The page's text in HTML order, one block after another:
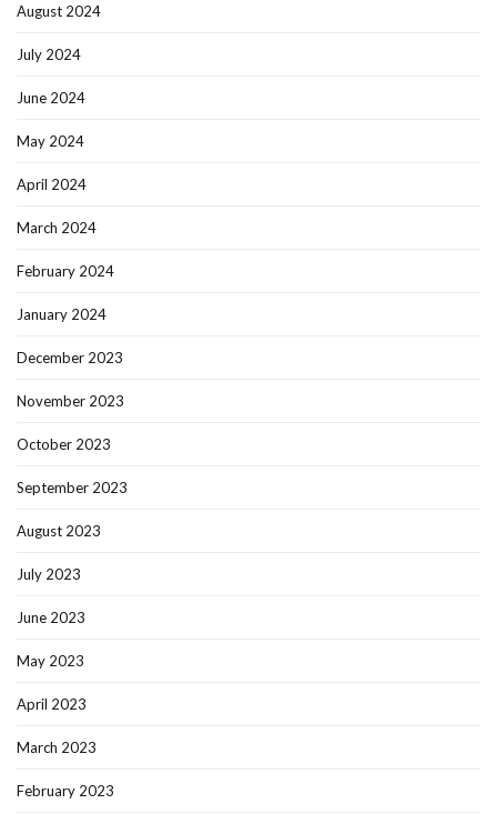
August 2024
July 2024
June 2024
May 2024
April 2024
March 2024
February 2024
January 2024
December 2023
November 2023
October 2023
September 2023
August 2023
July 2023
June 2023
May 2023
April 2023
March 2023
February 2023